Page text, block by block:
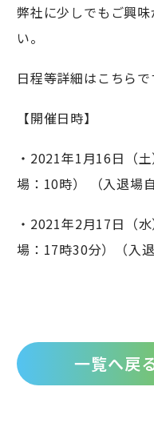
弊社に少しでもご興
い。
日程等詳細はこちらで
【開催日時】
・2021年1月16日（
場：10時） （入退場自
・2021年2月17日（
場：17時30分）（入退
一覧へ戻